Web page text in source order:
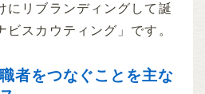
にリブランディングして誕
スカウティング」です。
者をつなぐことを主な